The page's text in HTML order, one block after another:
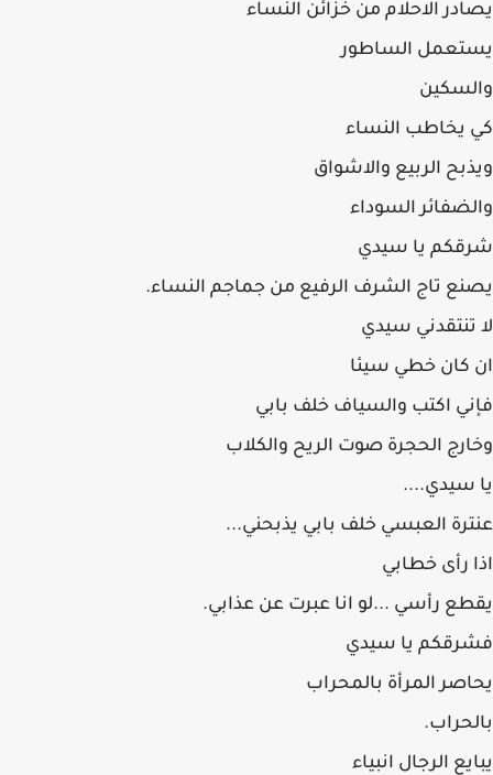
يصادر الاحلام من خزائن النساء
يستعمل الساطور
والسكين
كي يخاطب النساء
ويذبح الربيع والاشواق
والضفائر السوداء
شرقكم يا سيدي
يصنع تاج الشرف الرفيع من جماجم النساء.
لا تنتقدني سيدي
ان كان خطي سيئا
فإني اكتب والسياف خلف بابي
وخارج الحجرة صوت الريح والكلاب
يا سيدي....
عنترة العبسي خلف بابي يذبحني...
اذا رأى خطابي
يقطع رأسي ...لو انا عبرت عن عذابي.
فشرقكم يا سيدي
يحاصر المرأة بالمحراب
بالحراب.
يبايع الرجال انبياء